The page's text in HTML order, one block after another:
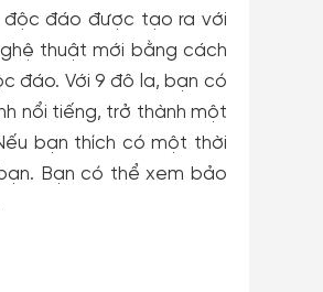
độc đáo được tạo ra với
thuật mới bằng cách
đáo. Với 9 đô la, bạn có
nổi tiếng, trở thành một
bạn thích có một thời
Bạn có thể xem bảo